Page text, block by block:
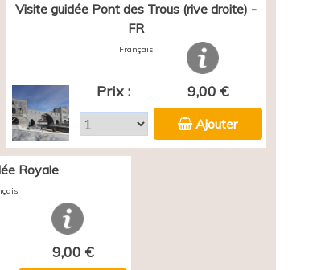
Visite guidée Pont des Trous (rive droite) -
FR
Français
Prix : 9,00 €
Ajouter
Royale
9,00 €